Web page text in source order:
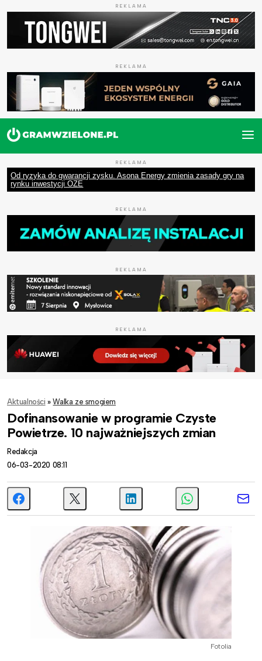
REKLAMA
REKLAMA
REKLAMA
Od ryzyka do gwarancji zysku. Asona Energy zmienia zasady gry na
rynku inwestycji OZE
REKLAMA
REKLAMA
REKLAMA
Aktualności » Walka ze smogiem
Dofinansowanie w programie Czyste
Powietrze. 10 najważniejszych zmian
Redakcja
06-03-2020 08:11
Fotolia